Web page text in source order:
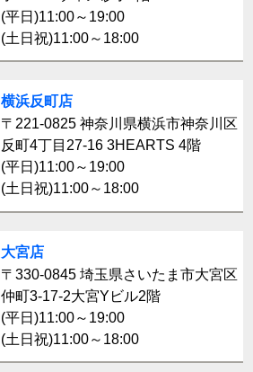
(平日)11:00～19:00
(土日祝)11:00～18:00
横浜反町店
〒221-0825 神奈川県横浜市神奈川区
反町4丁目27-16 3HEARTS 4階
(平日)11:00～19:00
(土日祝)11:00～18:00
大宮店
〒330-0845 埼玉県さいたま市大宮区
仲町3-17-2大宮Yビル2階
(平日)11:00～19:00
(土日祝)11:00～18:00